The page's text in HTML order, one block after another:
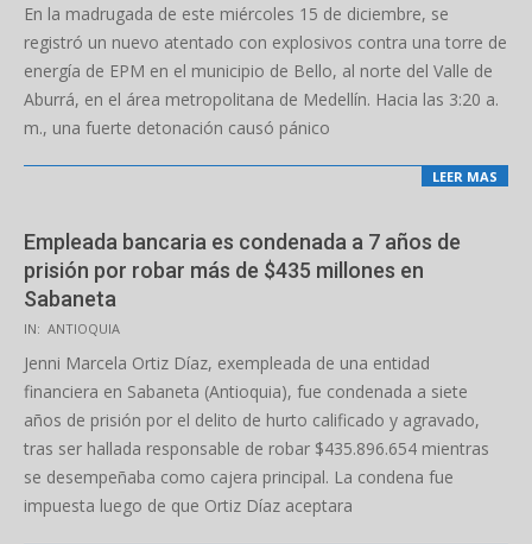
10-
En la madrugada de este miércoles 15 de diciembre, se
registró un nuevo atentado con explosivos contra una torre de
energía de EPM en el municipio de Bello, al norte del Valle de
Aburrá, en el área metropolitana de Medellín. Hacia las 3:20 a.
m., una fuerte detonación causó pánico
LEER MAS
Empleada bancaria es condenada a 7 años de
prisión por robar más de $435 millones en
Sabaneta
2025-
09-
29
IN: ANTIOQUIA
Jenni Marcela Ortiz Díaz, exempleada de una entidad
financiera en Sabaneta (Antioquia), fue condenada a siete
años de prisión por el delito de hurto calificado y agravado,
tras ser hallada responsable de robar $435.896.654 mientras
se desempeñaba como cajera principal. La condena fue
impuesta luego de que Ortiz Díaz aceptara